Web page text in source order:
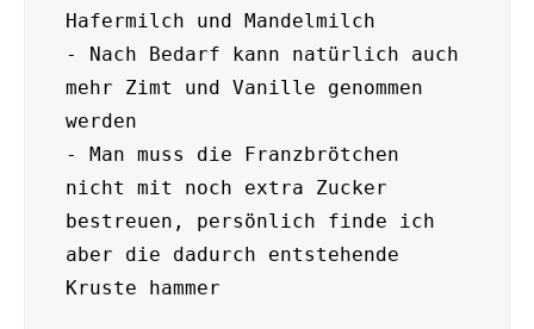
Hafermilch und Mandelmilch
- Nach Bedarf kann natürlich auch
mehr Zimt und Vanille genommen
werden
- Man muss die Franzbrötchen
nicht mit noch extra Zucker
bestreuen, persönlich finde ich
aber die dadurch entstehende